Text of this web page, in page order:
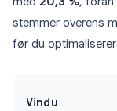
stemmer overens
før du
Vindu